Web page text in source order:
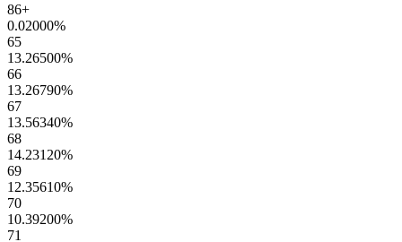
86+
0.02000%
65
13.26500%
66
13.26790%
67
13.56340%
68
14.23120%
69
12.35610%
70
10.39200%
71